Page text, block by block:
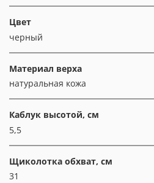
Цвет
черный
Материал верха
натуральная кожа
Каблук высотой, см
5,5
Щиколотка обхват, см
31